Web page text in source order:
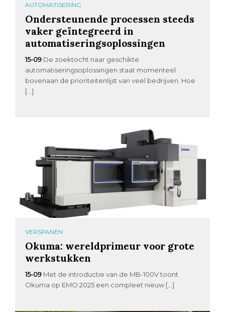
AUTOMATISERING
Ondersteunende processen steeds
vaker geïntegreerd in
automatiseringsoplossingen
15-09 De zoektocht naar geschikte
automatiseringsoplossingen staat momenteel
bovenaan de prioriteitenlijst van veel bedrijven. Hoe
[…]
VERSPANEN
Okuma: wereldprimeur voor grote
werkstukken
15-09 Met de introductie van de MB-100V toont
Okuma op EMO 2025 een compleet nieuw […]